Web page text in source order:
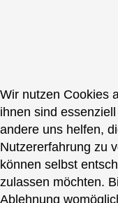
Wir nutzen Cookies
ihnen sind
andere uns helfen,
Nutzererfahrung zu
können selbst
zulassen möchten.
Ablehnung